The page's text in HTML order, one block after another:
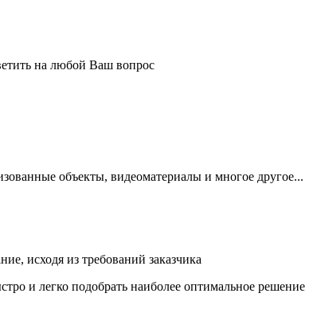
на любой Ваш вопрос
объекты, видеоматериалы и многое другое...
исходя из требований заказчика
и легко подобрать наиболее оптимальное решение